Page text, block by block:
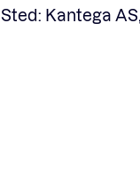
Sted: Kantega